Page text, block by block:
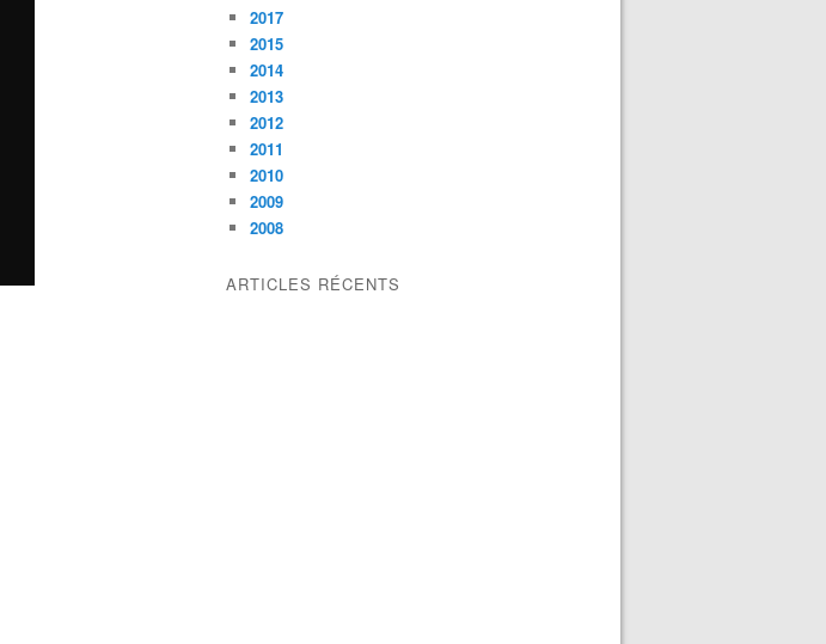
2017
2015
2014
2013
2012
2011
2010
2009
2008
ARTICLES RÉCENTS